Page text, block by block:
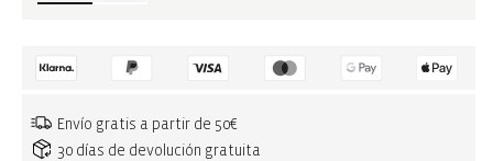
Envío gratis a partir de 50€
30 días de devolución gratuita